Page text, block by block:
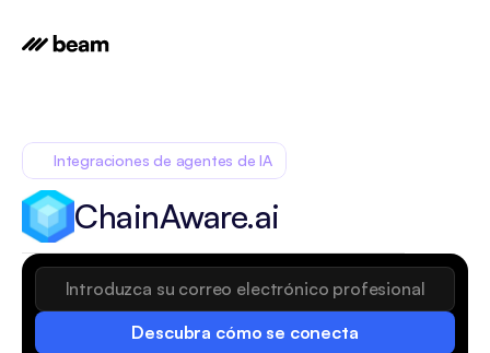
Descubra cómo se conecta
Integraciones de agentes de IA
ChainAware.ai